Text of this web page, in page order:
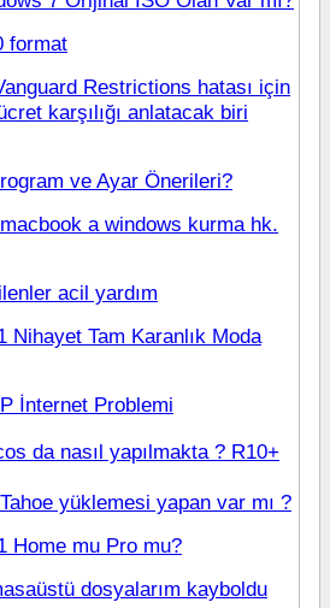
format
Restrictions hatası için
karşılığı anlatacak biri
ve Ayar Önerileri?
a windows kurma hk.
acil yardım
Nihayet Tam Karanlık Moda
İnternet Problemi
da nasıl yapılmakta ? R10+
yüklemesi yapan var mı ?
Home mu Pro mu?
dosyalarım kayboldu